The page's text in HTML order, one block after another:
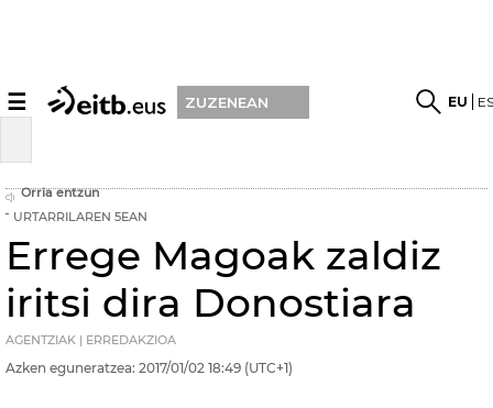
☰ ZUZENEAN EU
Orria entzun
URTARRILAREN 5EAN
Errege Magoak zaldiz
iritsi dira Donostiara
AGENTZIAK | ERREDAKZIOA
Azken eguneratzea: 2017/01/02 18:49 (UTC+1)